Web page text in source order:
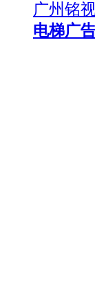
广州铭
电梯广